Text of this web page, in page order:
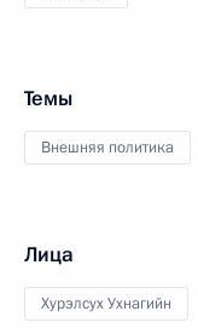
Темы
Внешняя политика
Лица
Хурэлсух Ухнагийн